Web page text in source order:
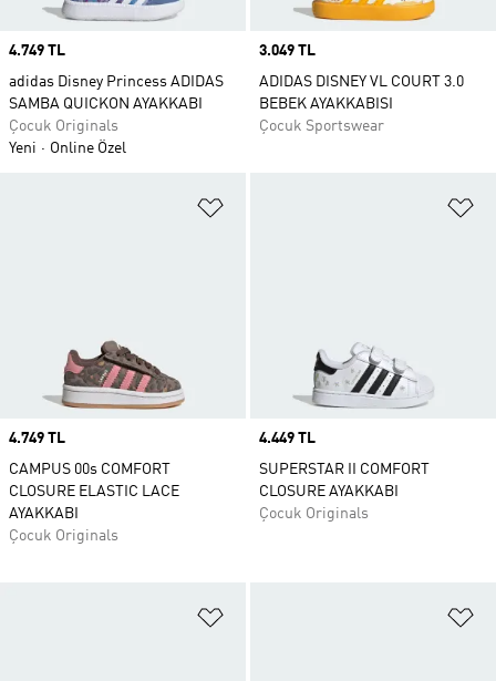
Price
4.749 TL
adidas Disney Princess ADIDAS
SAMBA QUICKON AYAKKABI
Çocuk Originals
Yeni
Online Özel
Price
3.049 TL
ADIDAS DISNEY VL COURT 3.0
BEBEK AYAKKABISI
Çocuk Sportswear
Price
4.749 TL
CAMPUS 00s COMFORT
CLOSURE ELASTIC LACE
AYAKKABI
Çocuk Originals
Price
4.449 TL
SUPERSTAR II COMFORT
CLOSURE AYAKKABI
Çocuk Originals